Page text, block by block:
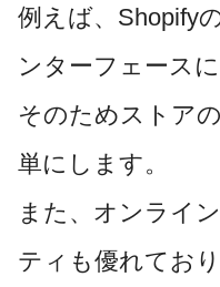
例えば、Shopify
ンターフェース
そのためストア
単にします。
また、オンライ
ティも優れてお